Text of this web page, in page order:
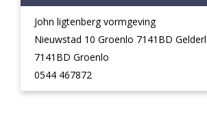
John ligtenberg vormgeving
Nieuwstad 10 Groenlo 7141BD
7141BD Groenlo
0544 467872